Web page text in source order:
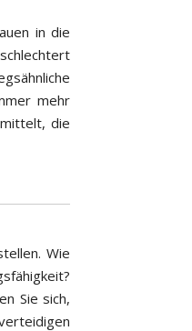
in die
mehr
die
Wie
Sie sich,